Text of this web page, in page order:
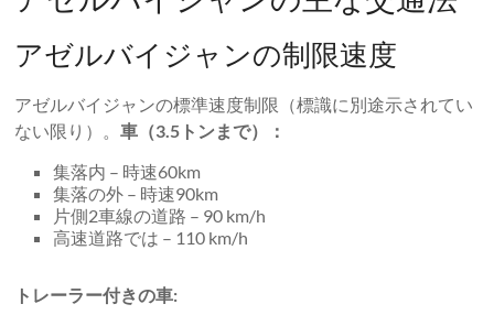
アゼルバイジャンの制限速度
アゼルバイジャンの標準速度制限（標識に別途示されてい
ない限り）。車（3.5トンまで）：
集落内 – 時速60km
集落の外 – 時速90km
片側2車線の道路 – 90 km/h
高速道路では – 110 km/h
トレーラー付きの車: